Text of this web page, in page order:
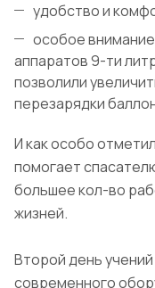
удобство и
особое
аппаратов 9-ти
позволили
перезарядки
И как особо
помогает
большее кол-во
жизней.
Второй день
современного